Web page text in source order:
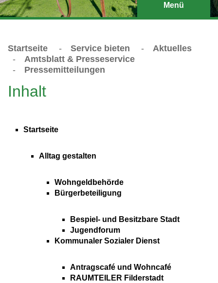
Menü
Startseite - Service bieten -
Aktuelles
-
Amtsblatt & Presseservice
-
Pressemitteilungen
Inhalt
Startseite
Alltag gestalten
Wohngeldbehörde
Bürgerbeteiligung
Bespiel- und Besitzbare Stadt
Jugendforum
Kommunaler Sozialer Dienst
Antragscafé und Wohncafé
RAUMTEILER Filderstadt